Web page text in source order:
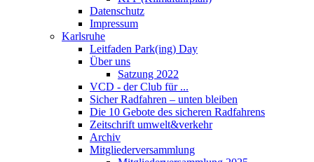
Datenschutz
Impressum
Karlsruhe
Leitfaden Park(ing) Day
Über uns
Satzung 2022
VCD - der Club für ...
Sicher Radfahren – unten bleiben
Die 10 Gebote des sicheren Radfahrens
Zeitschrift umwelt&verkehr
Archiv
Mitgliederversammlung